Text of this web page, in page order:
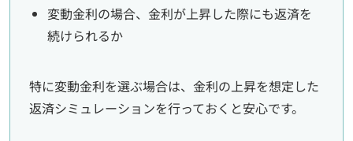
変動金利の場合、金利が上昇した際にも返済を
続けられるか
特に変動金利を選ぶ場合は、金利の上昇を想定した
返済シミュレーションを行っておくと安心です。